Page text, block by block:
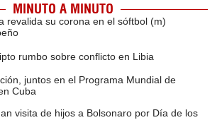
MINUTO A MINUTO
revalida su corona en el sóftbol (m)
rumbo sobre conflicto en Libia
juntos en el Programa Mundial de
Cuba
visita de hijos a Bolsonaro por Día de los